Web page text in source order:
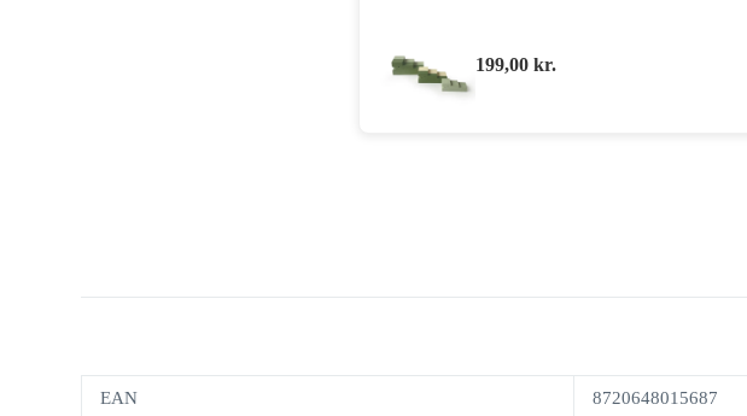
199,00 kr.
EAN 8720648015687